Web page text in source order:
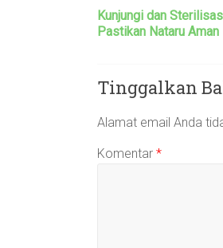
Kunjungi dan
Pastikan Nataru Aman
Tinggalkan
Alamat email Anda
Komentar *